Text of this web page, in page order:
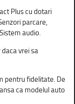
Plus cu dotari
parcare,
audio.
vrei sa
pentru fidelitate. De
ca modelul auto